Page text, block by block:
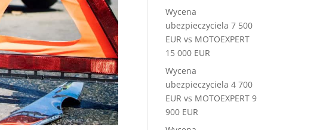
Wycena
ubezpieczyciela 7 500
EUR vs MOTOEXPERT
15 000 EUR
Wycena
ubezpieczyciela 4 700
EUR vs MOTOEXPERT 9
900 EUR